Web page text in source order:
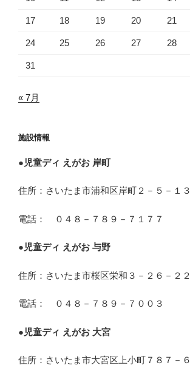
17 18 19 20 21
24 25 26 27 28
31
« 7月
施設情報
● 児童ディ えがお 岸町
住所：さいたま市浦和区岸町２－５－１３
電話： ０４８－７８９－７１７７
● 児童ディ えがお 与野
住所：さいたま市桜区栄和３－２６－２２
電話： ０４８－７８９－７００３
● 児童ディ えがお 大宮
住所：さいたま市大宮区上小町７８７－６